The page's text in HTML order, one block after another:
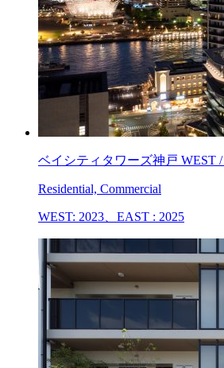
ベイシティタワーズ神戸 WEST
Residential, Commercial
WEST: 2023、EAST : 2025